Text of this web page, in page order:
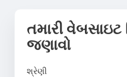
તમારી
જણાવો
શ્રેણી